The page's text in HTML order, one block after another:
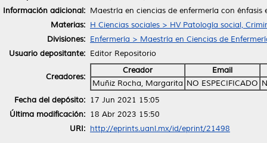
Información adicional: Maestría en ciencias de enfermería con
Materias: H Ciencias sociales > HV Patología social,
Divisiones: Enfermería > Maestría en Ciencias de
Usuario depositante: Editor Repositorio
Creadores:
Creador
Email
Muñiz Rocha, Margarita NO ESPECIFICADO
Fecha del depósito: 17 Jun 2021 15:05
Última modificación: 18 Abr 2023 15:50
URI: http://eprints.uanl.mx/id/eprint/21498